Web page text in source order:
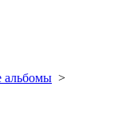
альбомы >